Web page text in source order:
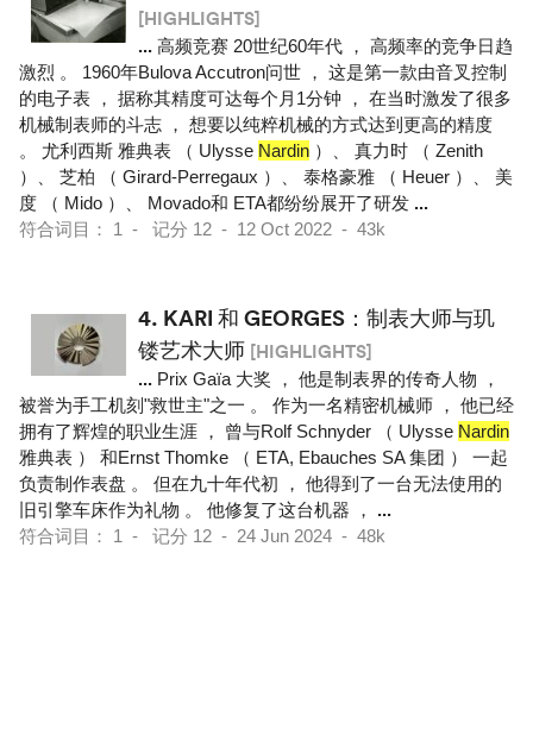
[HIGHLIGHTS]
... 高频竞赛 20世纪60年代 ， 高频率的竞争日趋
激烈 。 1960年Bulova Accutron问世 ， 这是第一款由音叉控制
的电子表 ， 据称其精度可达每个月1分钟 ， 在当时激发了很多
机械制表师的斗志 ， 想要以纯粹机械的方式达到更高的精度
。 尤利西斯 雅典表 （ Ulysse Nardin ）、 真力时 （ Zenith
）、 芝柏 （ Girard-Perregaux ）、 泰格豪雅 （ Heuer ）、 美
度 （ Mido ）、 Movado和 ETA都纷纷展开了研发 ...
符合词目： 1 - 记分 12 - 12 Oct 2022 - 43k
4. KARI 和 GEORGES：制表大师与玑
镂艺术大师 [HIGHLIGHTS]
... Prix Gaïa 大奖 ， 他是制表界的传奇人物 ，
被誉为手工机刻"救世主"之一 。 作为一名精密机械师 ， 他已经
拥有了辉煌的职业生涯 ， 曾与Rolf Schnyder （ Ulysse Nardin
雅典表 ） 和Ernst Thomke （ ETA, Ebauches SA 集团 ） 一起
负责制作表盘 。 但在九十年代初 ， 他得到了一台无法使用的
旧引擎车床作为礼物 。 他修复了这台机器 ， ...
符合词目： 1 - 记分 12 - 24 Jun 2024 - 48k